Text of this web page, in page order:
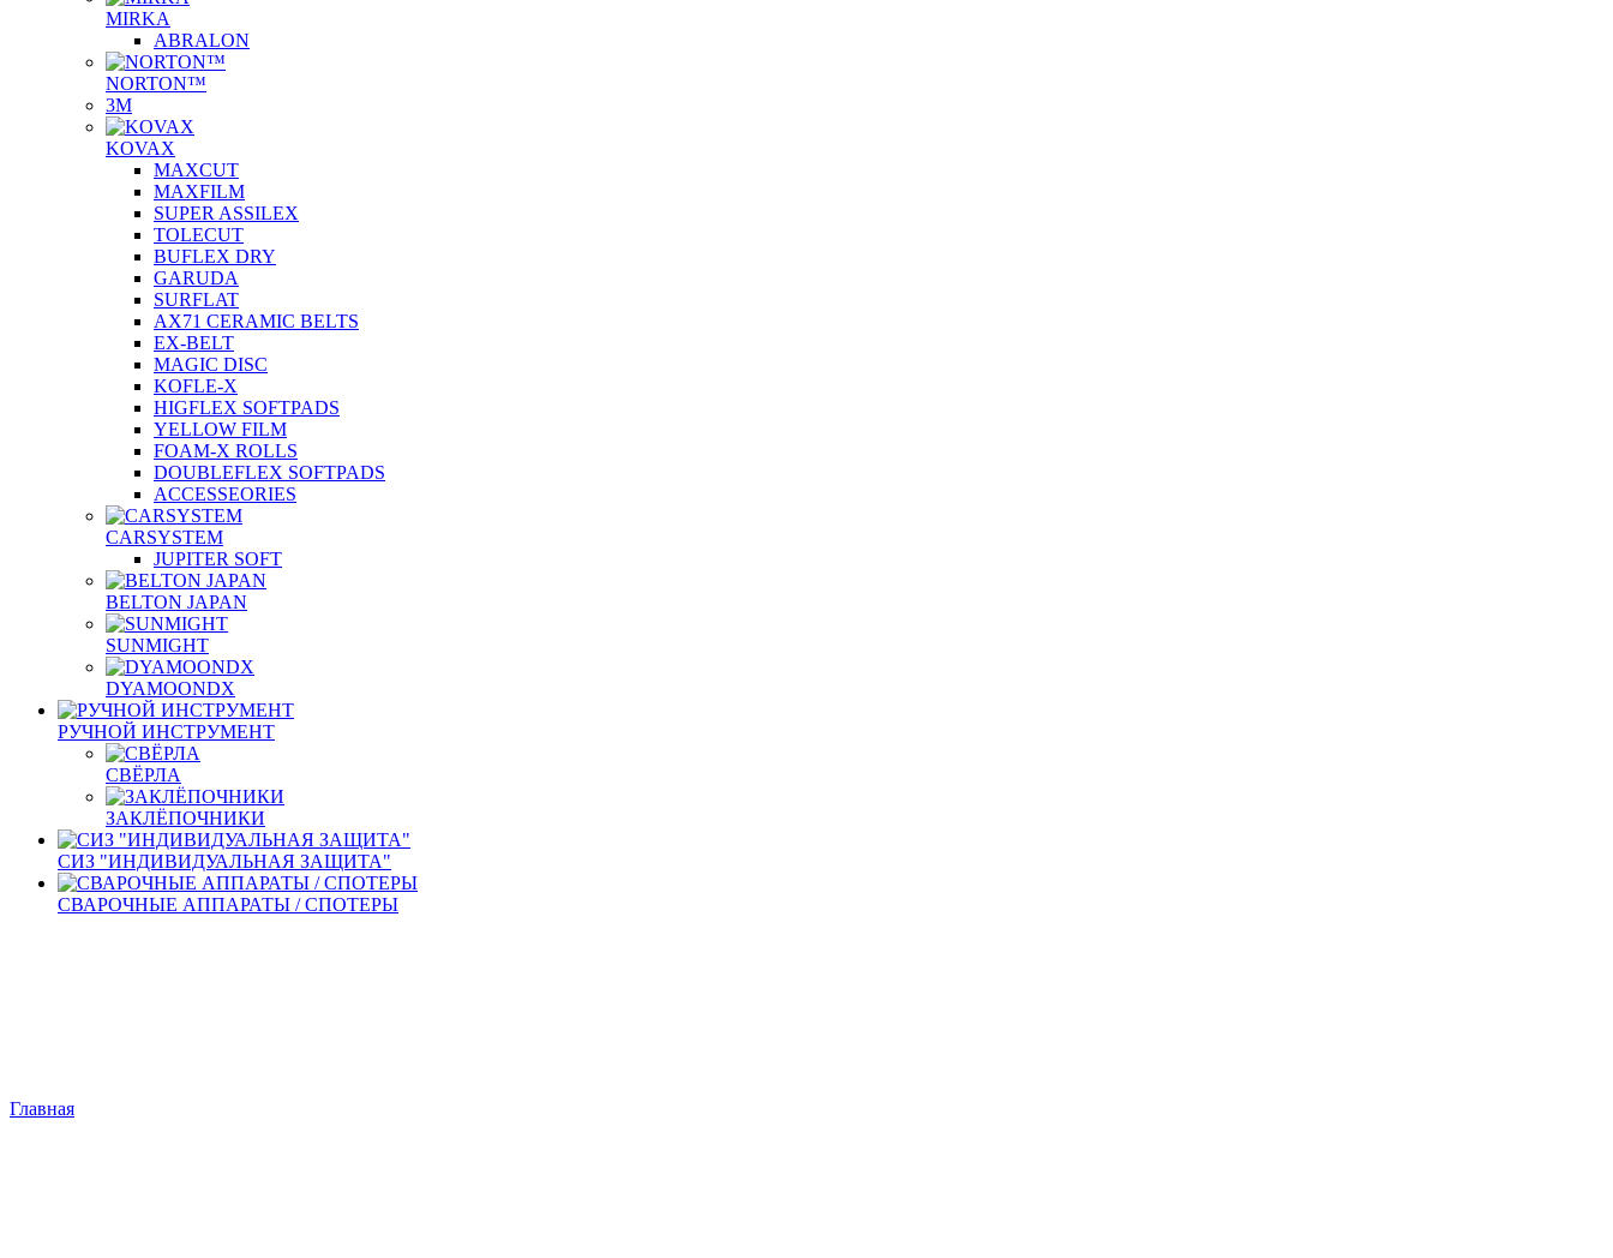
MIRKA
ABRALON
NORTON™
3M
KOVAX
MAXCUT
MAXFILM
SUPER ASSILEX
TOLECUT
BUFLEX DRY
GARUDA
SURFLAT
AX71 CERAMIC BELTS
EX-BELT
MAGIC DISC
KOFLE-X
HIGFLEX SOFTPADS
YELLOW FILM
FOAM-X ROLLS
DOUBLEFLEX SOFTPADS
ACCESSEORIES
CARSYSTEM
JUPITER SOFT
BELTON JAPAN
SUNMIGHT
DYAMOONDX
РУЧНОЙ ИНСТРУМЕНТ
СВЁРЛА
ЗАКЛЁПОЧНИКИ
СИЗ "ИНДИВИДУАЛЬНАЯ ЗАЩИТА"
СВАРОЧНЫЕ АППАРАТЫ / СПОТЕРЫ
Главная